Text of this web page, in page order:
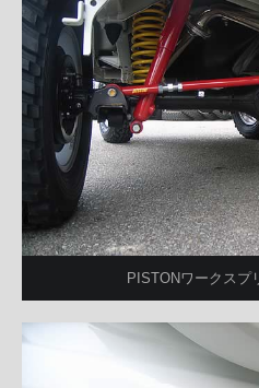
PISTONワークスプ